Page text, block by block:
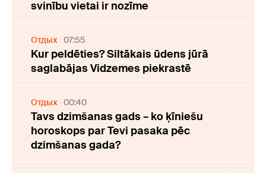
svinību vietai ir nozīme
Отдых 07:55
Kur peldēties? Siltākais ūdens jūrā
saglabājas Vidzemes piekrastē
Отдых 00:40
Tavs dzimšanas gads – ko ķīniešu
horoskops par Tevi pasaka pēc
dzimšanas gada?